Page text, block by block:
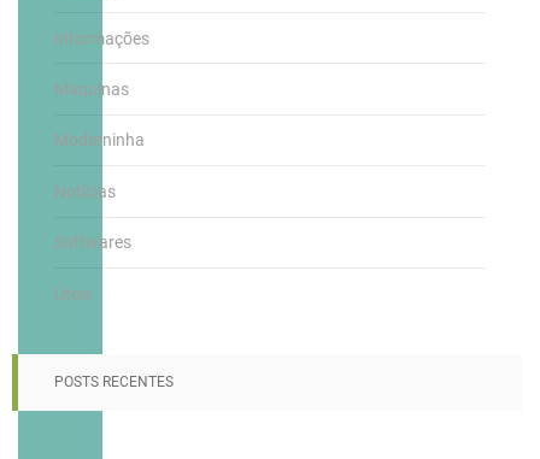
Informações
Maquinas
Moderninha
Notícias
Softwares
Úteis
POSTS RECENTES